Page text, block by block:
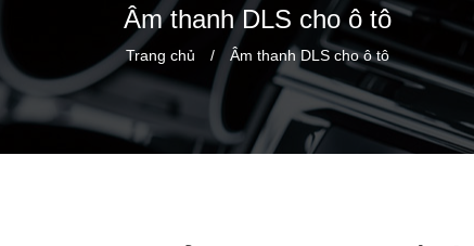
Âm thanh DLS cho ô tô
Trang chủ Âm thanh DLS cho ô tô